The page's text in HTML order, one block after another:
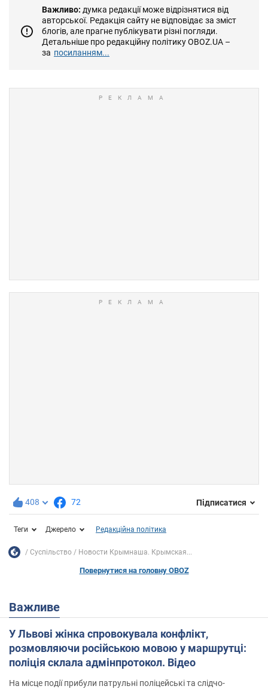
Важливо: думка редакції може відрізнятися від
авторської. Редакція сайту не відповідає за зміст
блогів, але прагне публікувати різні погляди.
Детальніше про редакційну політику OBOZ.UA –
за посиланням...
408 72 Підписатися
Теги Джерело Редакційна політика
Суспільство Новости Крымнаша. Крымская...
Повернутися на головну OBOZ
Важливе
У Львові жінка спровокувала конфлікт,
розмовляючи російською мовою у маршрутці:
поліція склала адмінпротокол. Відео
На місце події прибули патрульні поліцейські та слідчо-